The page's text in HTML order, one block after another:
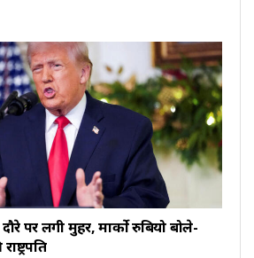
पर लगी मुहर, मार्को रुबियो बोले-